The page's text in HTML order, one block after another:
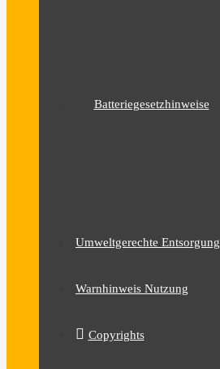
Batteriegesetzhinweise
Umweltgerechte Entsorgung
Warnhinweis Nutzung
Copyrights